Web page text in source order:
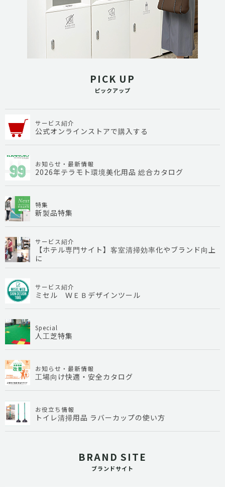
PICK UP
ピックアップ
サービス紹介
公式オンラインストアで購入する
お知らせ・最新情報
2026年テラモト環境美化用品 総合カタログ
特集
新製品特集
サービス紹介
【ホテル専門サイト】客室清掃効率化やブランド向上
に
サービス紹介
ミセル ＷＥＢデザインツール
Special
人工芝特集
お知らせ・最新情報
工場向け快適・安全カタログ
お役立ち情報
トイレ清掃用品 ラバーカップの使い方
BRAND SITE
ブランドサイト